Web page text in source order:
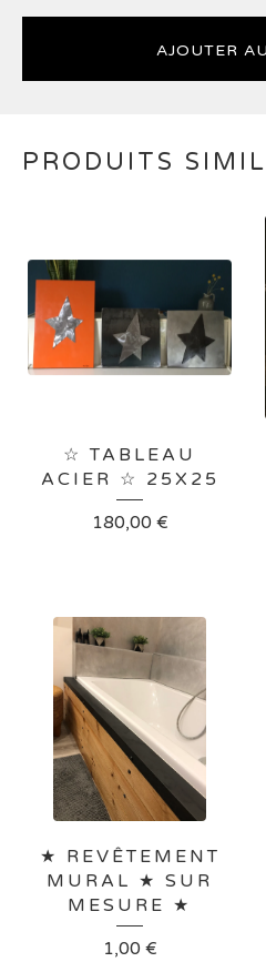
AJOUTER
PRODUITS
☆ TABLEAU
ACIER ☆ 25X25
180,00 €
★ REVÊTEMENT
MURAL ★ SUR
MESURE ★
1,00 €